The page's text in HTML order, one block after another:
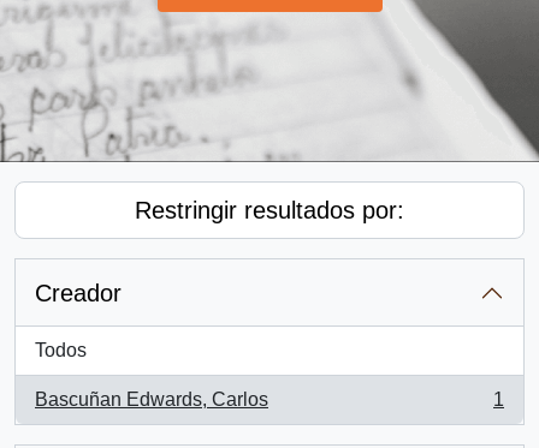
Restringir resultados por:
Creador
Todos
Bascuñan Edwards, Carlos
, 1 resultados
1